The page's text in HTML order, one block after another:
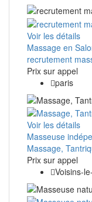
Voir les détails
Massage en
recrutement
Prix ​​sur appel
paris
Voir les détails
Masseuse
Massage,
Prix ​​sur appel
Voisins-